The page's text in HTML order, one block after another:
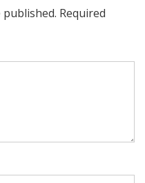
Required